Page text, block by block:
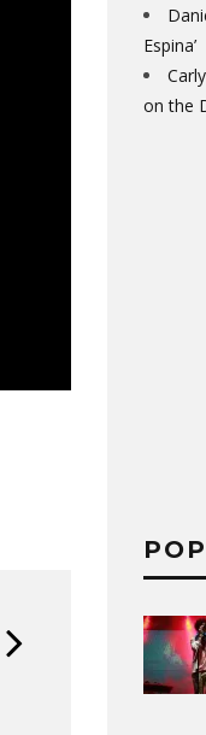
Espina’
on the